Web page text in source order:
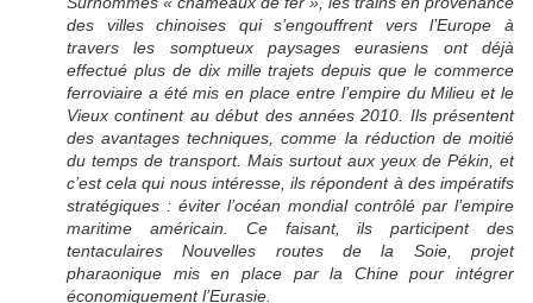
des villes chinoises qui s’engouffrent vers l’Europe à
travers les somptueux paysages eurasiens ont déjà
effectué plus de dix mille trajets depuis que le commerce
ferroviaire a été mis en place entre l’empire du Milieu et le
Vieux continent au début des années 2010 . Ils présentent
des avantages techniques, comme la réduction de moitié
du temps de transport. Mais surtout aux yeux de Pékin, et
c’est cela qui nous intéresse, ils répondent à des impératifs
stratégiques : éviter l’océan mondial contrôlé par l’empire
maritime américain. Ce faisant, ils participent des
tentaculaires Nouvelles routes de la Soie, projet
pharaonique mis en place par la Chine pour intégrer
économiquement l’Eurasie.